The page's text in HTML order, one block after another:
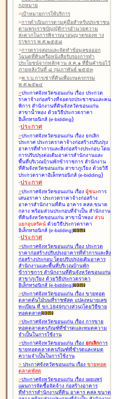
กฎหมาย
>เป้าหมายการให้บริการ
>การดำเนินการตามคู่มือสำหรับประชาชน
ตามพระราชบัญญัติการอำนวยความ
สะดวกในการพิจารณาอนุญาตของท าง
ราชการ พ.ศ.๒๕๕๘
>การตรวจสอบและจัดทำข้อมูลขอออก
โฉนดที่ดินหรือหนังสือรับรองการทำ
ประโยชน์จากหลักฐาน ส.ค.๑ ที่ยื่นคำขอไว้
ภายหลังวันที่ ๘ กุมภาพันธ์ ๒๕๕๓
>พ.ร.บ.การเช่าที่ดินเพื่อเกษตรกรรม
พ.ศ.๒๕๒๔
>ประกาศจังหวัดขอนแก่น เรื่อง ประกวด
ราคาจ้างก่อสร้างที่จอดรถประชาชนและคน
พิการ สำนักงานที่ดินจังหวัดขอนแก่น
สาขาน้ำพอง ด้วยวิธีประกวดราคา
อิเล็กทรอนิกส์ (e-bidding)
-ประกาศ
>ประกาศจังหวัดขอนแก่น เรื่อง ยกเลิก
ประกาศ ประกวดราคาจ้างก่อสร้างปรับปรุง
อาคารที่ทำการและสิ่งก่อสร้างประกอบ โดย
การปรับปรุงต่อเติมอาคารสำนักงานและ
พื้นที่บริเวณบ้านพักข้าราชการ สำนักงาน
ที่ดินจังหวัดขอนแก่น สาขาภูเวียง ด้วยวิธี
ประกวดราคาอิเล็กทรอนิกส์ (e-bidding)
-ประกาศ
>ประกาศจังหวัดขอนแก่น เรื่อง ผู้ชนะการ
เสนอราคา ประกวดราคาจ้างก่อสร้าง
อาคารสำนักงานที่ดิน อาคาร คสล.ขนาด
กลาง พร้อมส่วนประกอบที่จำเป็น สำนักงาน
ที่ดินจังหวัดขอนแก่น สาขาน้ำพอง ส่วน
แยกอุบลรัตน์ ด้วยวิธีประกวดราคา
อิเล็กทรอนิกส์ (e-bidding)
-ประกาศ
>ประกาศจังหวัดขอนแก่น เรื่อง ประกวด
ราคาก่อสร้างปรับปรุงอาคารที่ทำการและสิ่ง
ก่อสร้างประกอบ โดยปรับปรุง่อเติมอาคาร
สำนักงานและพื้นที่บริเวณบ้านพัก
ข้าราชการ สำนักงานที่ดินจังหวัดขอนแก่น
สาขาภูเวียง ด้วยวิธีประกวดราคา
อิเล็กทรอนิกส์ (e-bidding)
>ประกาศจังหวัดขอนแก่น เรื่อง ขายทอด
ตลาดต้นไม้บนที่ราชพัสดุ แปลงหมายเลข
ทะเบียน ที่ ขก.1849(บางส่วน)โดยวิธีขาย
ทอดตลาด
>ประกาศจังหวัดขอนแก่น เรื่อง การขาย
ทอดตลาดครุภัณฑ์ที่ชำรุดและหมดความ
จำเป็นในการใช้งาน
>ประกาศจังหวัดขอนแก่น เรื่อง ยกเลิกการ
ขายทอดตลาดครุภัณฑ์ที่ชำรุดและหมด
ความจำเป็นในการใช้งาน
> ประกาศจังหวัดขอนแก่น เรื่อง ขายทอด
ตลาดพัสดุ
>ประกาศจังหวัดขอนแก่น เรื่อง เผยแพร่
แผนการจัดซื้อจัดจ้าง ก่อสร้างอาคาร
ที่ทำการสำนักงานที่ดิน อาคาร คสล.ขนาด